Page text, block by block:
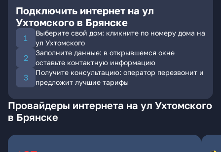
Подключить интернет на ул
Ухтомского в Брянске
Выберите свой дом: кликните по номеру дома на
ул Ухтомского
Заполните данные: в открывшемся окне
оставьте контактную информацию
Получите консультацию: оператор перезвонит и
предложит лучшие тарифы
Провайдеры интернета на ул Ухтомского
в Брянске